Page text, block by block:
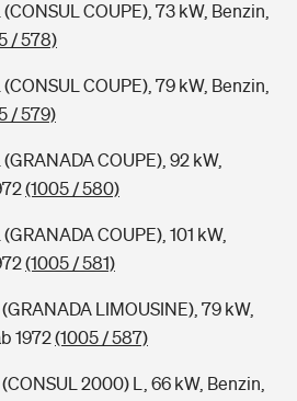
COUPE), 73 kW, Benzin,
/ 578)
COUPE), 79 kW, Benzin,
/ 579)
COUPE), 92 kW,
(1005 / 580)
COUPE), 101 kW,
(1005 / 581)
LIMOUSINE), 79 kW,
1972(1005 / 587)
2000) L, 66 kW, Benzin,